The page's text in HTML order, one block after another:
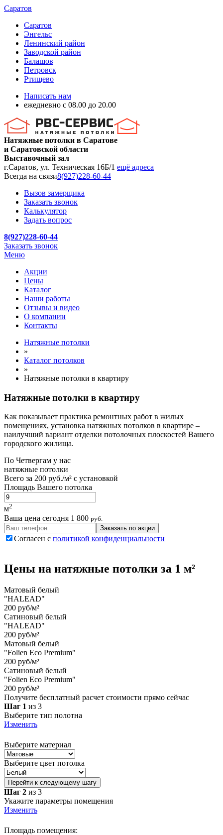
Саратов
Саратов
Энгельс
Ленинский район
Заводской район
Балашов
Петровск
Ртищево
Написать нам
ежедневно с 08.00 до 20.00
Натяжные потолки в Саратове
и Саратовской области
Выставочный зал
г.Саратов, ул. Техническая 16Б/1 ещё адреса
Всегда на связи8(927)228-60-44
Вызов замерщика
Заказать звонок
Калькулятор
Задать вопрос
8(927)228-60-44
Заказать звонок
Меню
Акции
Цены
Каталог
Наши работы
Отзывы и видео
О компании
Контакты
Натяжные потолки
»
Каталог потолков
»
Натяжные потолки в квартиру
Натяжные потолки в квартиру
Как показывает практика ремонтных работ в жилых
помещениях, установка натяжных потолков в квартире –
наилучший вариант отделки потолочных плоскостей Вашего
городского жилища.
По Четвергам у нас
натяжные потолки
Всего за 200 руб./м² с установкой
Площадь Вашего потолка
м2
Ваша цена сегодня 1 800 руб.
Заказать по акции
Согласен с политикой конфиденциальности
Цены на натяжные потолки за 1 м²
Матовый белый
"HALEAD"
200 руб/м²
Сатиновый белый
"HALEAD"
200 руб/м²
Матовый белый
"Folien Eco Premium"
200 руб/м²
Сатиновый белый
"Folien Eco Premium"
200 руб/м²
Получите бесплатный расчет стоимости прямо сейчас
Шаг 1 из 3
Выберите тип полотна
Изменить
Выберите материал
Выберите цвет потолка
Перейти к следующему шагу
Шаг 2 из 3
Укажите параметры помещения
Изменить
Площадь помещения: